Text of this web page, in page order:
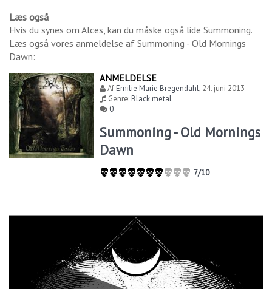
Læs også
Hvis du synes om Alces, kan du måske også lide Summoning.
Læs også vores anmeldelse af Summoning - Old Mornings
Dawn:
ANMELDELSE
AfEmilie Marie Bregendahl, 24. juni 2013
Genre:Black metal
0
Summoning - Old Mornings
Dawn
7/10